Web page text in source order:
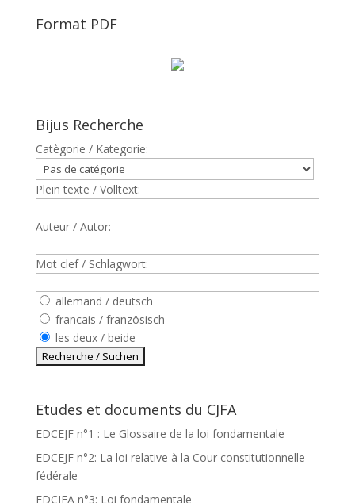
Format PDF
Bijus Recherche
Catègorie / Kategorie:
Plein texte / Volltext:
Auteur / Autor:
Mot clef / Schlagwort:
allemand / deutsch
francais / französisch
les deux / beide
Etudes et documents du CJFA
EDCEJF n°1 : Le Glossaire de la loi fondamentale
EDCEJF n°2: La loi relative à la Cour constitutionnelle
fédérale
EDCJFA n°3: Loi fondamentale